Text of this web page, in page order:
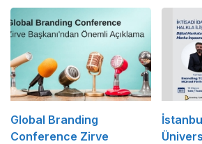
Global Branding
Conference Zirve